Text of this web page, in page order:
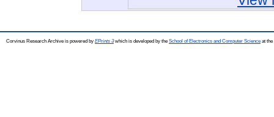
Corvinus Research Archive is powered by EPrints 3which is developed by the School of Electronics and Computer Science at